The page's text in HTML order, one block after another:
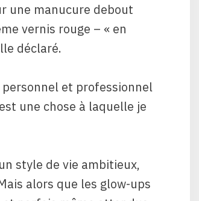
une manucure debout
vernis rouge – « en
déclaré.
et professionnel
une chose à laquelle je
style de vie ambitieux,
alors que les glow-ups